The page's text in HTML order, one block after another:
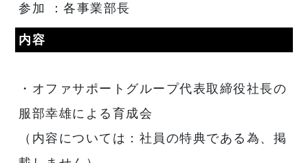
参加 ：各事業部長
内容
・オファサポートグループ代表取締役社長の
服部幸雄による育成会
（内容については：社員の特典である為、掲